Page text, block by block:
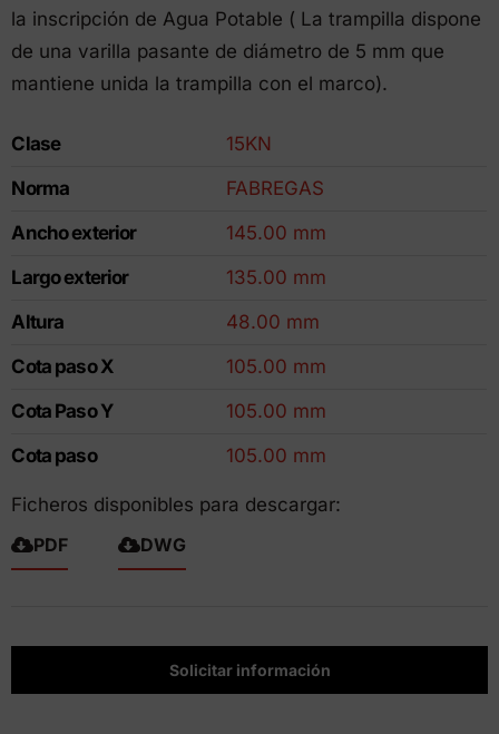
la inscripción de Agua Potable ( La trampilla dispone
de una varilla pasante de diámetro de 5 mm que
mantiene unida la trampilla con el marco).
Clase
15KN
Norma
FABREGAS
Ancho exterior
145.00 mm
Largo exterior
135.00 mm
Altura
48.00 mm
Cota paso X
105.00 mm
Cota Paso Y
105.00 mm
Cota paso
105.00 mm
Ficheros disponibles para descargar:
PDF
DWG
Solicitar información